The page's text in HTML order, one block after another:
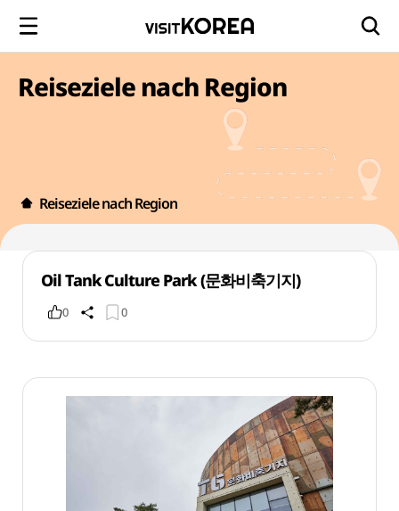
Reiseziele nach Region
Reiseziele nach Region
Oil Tank Culture Park (문화비축기지)
0 0